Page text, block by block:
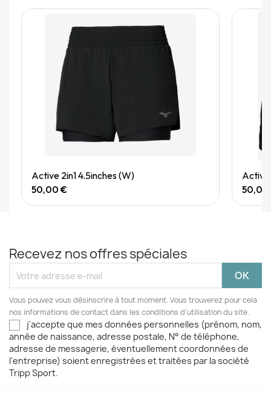
Quick View
Active 2in1 4.5inches (W)
50,00 €
Active
50,00
Recevez nos offres spéciales
Vous pouvez vous désinscrire à tout moment. Vous trouverez pour cela
nos informations de contact dans les conditions d'utilisation du site.
j'accepte que mes données personnelles (prénom, nom,
année de naissance, adresse postale, N° de téléphone,
adresse de messagerie, éventuellement coordonnées de
l'entreprise) soient enregistrées et traitées par la société
Tripp Sport.